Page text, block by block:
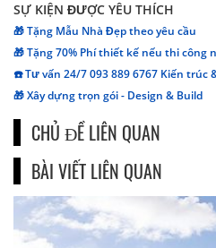
SỰ KIỆN ĐƯỢC YÊU THÍCH
🎁 Tặng Mẫu Nhà Đẹp theo yêu cầu
🎁 Tặng 70% Phí thiết kế nếu thi công
☎️ Tư vấn 24/7 093 889 6767 Kiến trúc
🎁 Xây dựng trọn gói - Design & Build
CHỦ ĐỀ LIÊN QUAN
BÀI VIẾT LIÊN QUAN